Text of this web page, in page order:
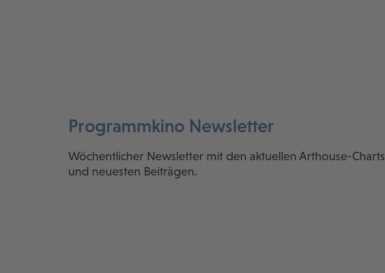
Programmkino Newsletter
Wöchentlicher Newsletter mit den aktuellen Arthouse-Charts
und neuesten Beiträgen.